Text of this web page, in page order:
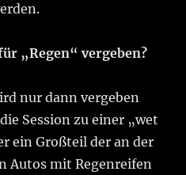
„Regen“ vergeben?
nur dann vergeben
Session zu einer „wet
ein Großteil der an der
Autos mit Regenreifen